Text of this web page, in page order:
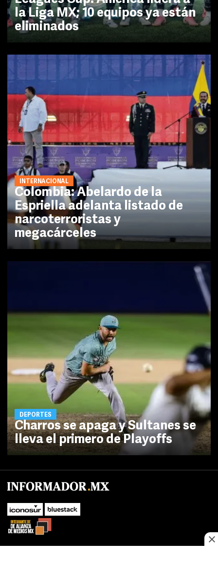
la Liga MX; 10 equipos ya están
eliminados
INTERNACIONAL
Colombia: Abelardo de la
Espriella adelanta listado de
narcoterroristas y
megacárceles
DEPORTES
Charros se apaga y Sultanes se
lleva el primero de Playoffs